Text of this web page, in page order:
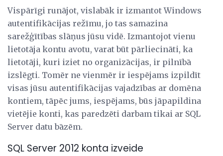
Vispārīgi runājot, vislabāk ir izmantot Windows
autentifikācijas režīmu, jo tas samazina
sarežģītības slāņus jūsu vidē. Izmantojot vienu
lietotāja kontu avotu, varat būt pārliecināti, ka
lietotāji, kuri iziet no organizācijas, ir pilnībā
izslēgti. Tomēr ne vienmēr ir iespējams izpildīt
visas jūsu autentifikācijas vajadzības ar domēna
kontiem, tāpēc jums, iespējams, būs jāpapildina
vietējie konti, kas paredzēti darbam tikai ar SQL
Server datu bāzēm.
SQL Server 2012 konta izveide